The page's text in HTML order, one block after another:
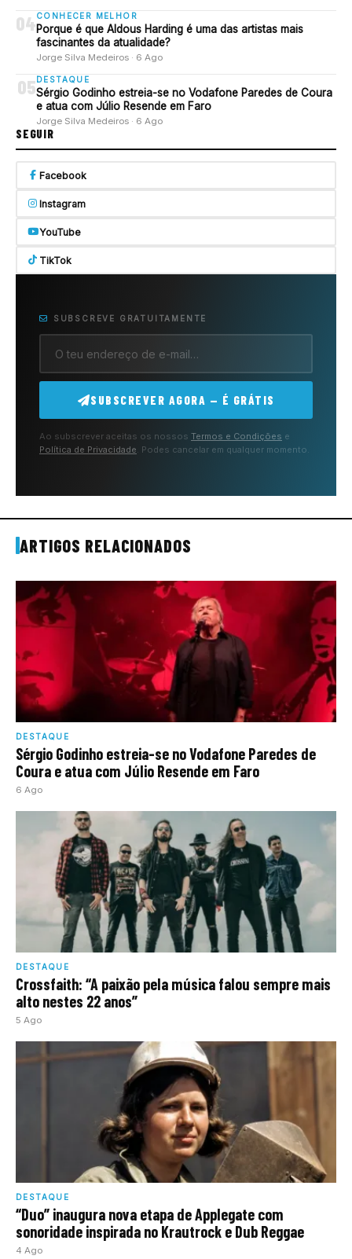
04CONHECER MELHOR
Porque é que Aldous Harding é uma das artistas mais
fascinantes da atualidade?
Jorge Silva Medeiros · 6 Ago
05 DESTAQUE
Sérgio Godinho estreia-se no Vodafone Paredes de Coura
e atua com Júlio Resende em Faro
Jorge Silva Medeiros · 6 Ago
SEGUIR
Facebook
Instagram
YouTube
TikTok
SUBSCREVE GRATUITAMENTE
SUBSCREVER AGORA — É GRÁTIS
Ao subscrever aceitas os nossos Termos e Condições e
Política de Privacidade. Podes cancelar em qualquer momento.
ARTIGOS RELACIONADOS
DESTAQUE
Sérgio Godinho estreia-se no Vodafone Paredes de
Coura e atua com Júlio Resende em Faro
6 Ago
DESTAQUE
Crossfaith: “A paixão pela música falou sempre mais
alto nestes 22 anos”
5 Ago
DESTAQUE
“Duo” inaugura nova etapa de Applegate com
sonoridade inspirada no Krautrock e Dub Reggae
4 Ago